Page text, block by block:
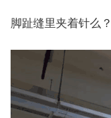
脚趾缝里夹着针么？